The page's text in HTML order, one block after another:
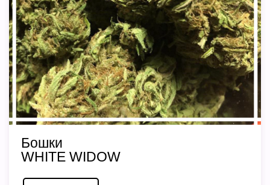
Бошки
WHITE WIDOW